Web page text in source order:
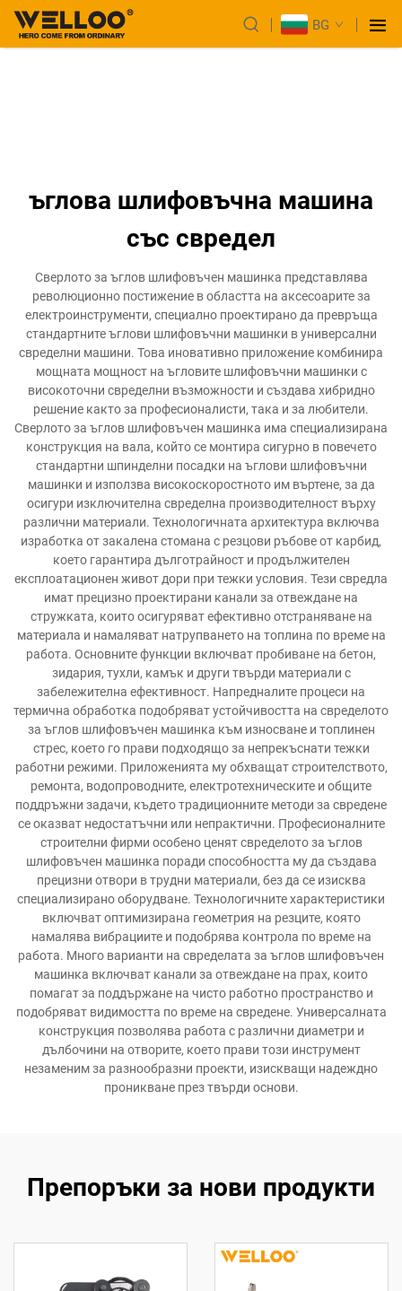
BG
ъглова шлифовъчна машина
със свредел
Сверлото за ъглов шлифовъчен машинка представлява
революционно постижение в областта на аксесоарите за
електроинструменти, специално проектирано да превръща
стандартните ъглови шлифовъчни машинки в универсални
свределни машини. Това иновативно приложение комбинира
мощната мощност на ъгловите шлифовъчни машинки с
високоточни свределни възможности и създава хибридно
решение както за професионалисти, така и за любители.
Сверлото за ъглов шлифовъчен машинка има специализирана
конструкция на вала, който се монтира сигурно в повечето
стандартни шпинделни посадки на ъглови шлифовъчни
машинки и използва високоскоростното им въртене, за да
осигури изключителна свределна производителност върху
различни материали. Технологичната архитектура включва
изработка от закалена стомана с резцови ръбове от карбид,
което гарантира дълготрайност и продължителен
експлоатационен живот дори при тежки условия. Тези свредла
имат прецизно проектирани канали за отвеждане на
стружката, които осигуряват ефективно отстраняване на
материала и намаляват натрупването на топлина по време на
работа. Основните функции включват пробиване на бетон,
зидария, тухли, камък и други твърди материали с
забележителна ефективност. Напредналите процеси на
термична обработка подобряват устойчивостта на свределото
за ъглов шлифовъчен машинка към износване и топлинен
стрес, което го прави подходящо за непрекъснати тежки
работни режими. Приложенията му обхващат строителството,
ремонта, водопроводните, електротехническите и общите
поддръжни задачи, където традиционните методи за свредене
се оказват недостатъчни или непрактични. Професионалните
строителни фирми особено ценят свределото за ъглов
шлифовъчен машинка поради способността му да създава
прецизни отвори в трудни материали, без да се изисква
специализирано оборудване. Технологичните характеристики
включват оптимизирана геометрия на резците, която
намалява вибрациите и подобрява контрола по време на
работа. Много варианти на свределата за ъглов шлифовъчен
машинка включват канали за отвеждане на прах, които
помагат за поддържане на чисто работно пространство и
подобряват видимостта по време на свредене. Универсалната
конструкция позволява работа с различни диаметри и
дълбочини на отворите, което прави този инструмент
незаменим за разнообразни проекти, изискващи надеждно
проникване през твърди основи.
Препоръки за нови продукти